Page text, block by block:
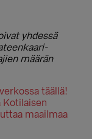
yhdessä
määrän
täällä!
Kotilaisen
maailmaa